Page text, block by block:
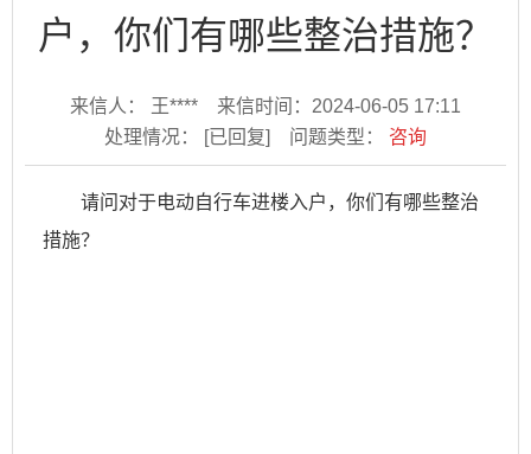
户，你们有哪些整治措施？
来信人： 王****
来信时间：2024-06-05 17:11
处理情况：
[已回复] 问题类型： 咨询
请问对于电动自行车进楼入户，你们有哪些整治
措施？